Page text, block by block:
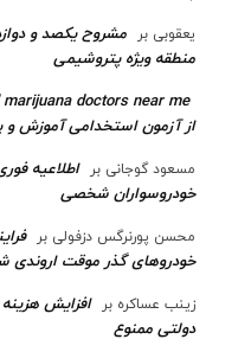
یعقوبی بر
مشروح یکصد و
منطقه ویژه پتروشیمی‌
marijuana doctors near me
از آزمون استخدامی آموزش و
مسعود گوجانی بر
اطلاعیه
خودروسواران شخصی
محسن پورنرگس دزفولی بر
خودرو‌های گذر موقت اروندی
زینب عساکره بر
افزایش
دولتی ممنوع